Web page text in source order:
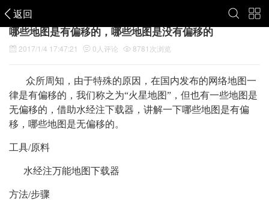
返回
哪些地图是有偏移的，哪些地图是没有偏移的
2017/1/4 17:47:21 0 人评论 8781 次浏览
众所周知，由于特殊的原因，在国内发布的网络地图一
律是有偏移的，我们称之为“火星地图”，但也有一些地图是
无偏移的，借助水经注下载器，讲解一下哪些地图是有偏
移，哪些地图是无偏移的。
工具/原料
水经注万能地图下载器
方法/步骤